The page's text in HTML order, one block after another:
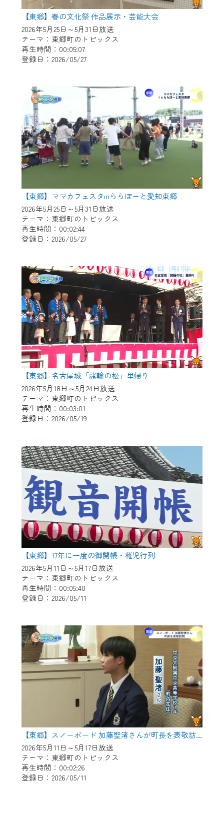
【東郷】春の文化祭 作品展示・芸能大会
2026年5月25日～5月31日放送
テーマ：東郷町のトピックス
再生時間：00:05:07
登録日：2026/05/27
【東郷】ママカフェスタinららぽーと愛知東郷
2026年5月25日～5月31日放送
テーマ：東郷町のトピックス
再生時間：00:02:44
登録日：2026/05/27
【東郷】名古屋城「諸輪の松」里帰り
2026年5月18日～5月24日放送
テーマ：東郷町のトピックス
再生時間：00:03:01
登録日：2026/05/19
【東郷】17年に一度の御開帳・稚児行列
2026年5月11日～5月17日放送
テーマ：東郷町のトピックス
再生時間：00:05:40
登録日：2026/05/11
【東郷】スノーボード 加藤聖渚さんが町長を表敬訪問
2026年5月11日～5月17日放送
テーマ：東郷町のトピックス
再生時間：00:02:26
登録日：2026/05/11